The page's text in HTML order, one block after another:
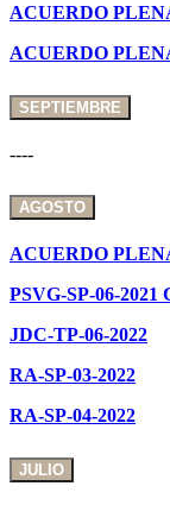
ACUERDO
ACUERDO
SEPTIEMBRE
----
AGOSTO
ACUERDO
PSVG-SP-06-
JDC-TP-06-2022
RA-SP-03-2022
RA-SP-04-2022
JULIO